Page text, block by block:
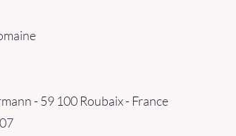
- 59 100 Roubaix - France